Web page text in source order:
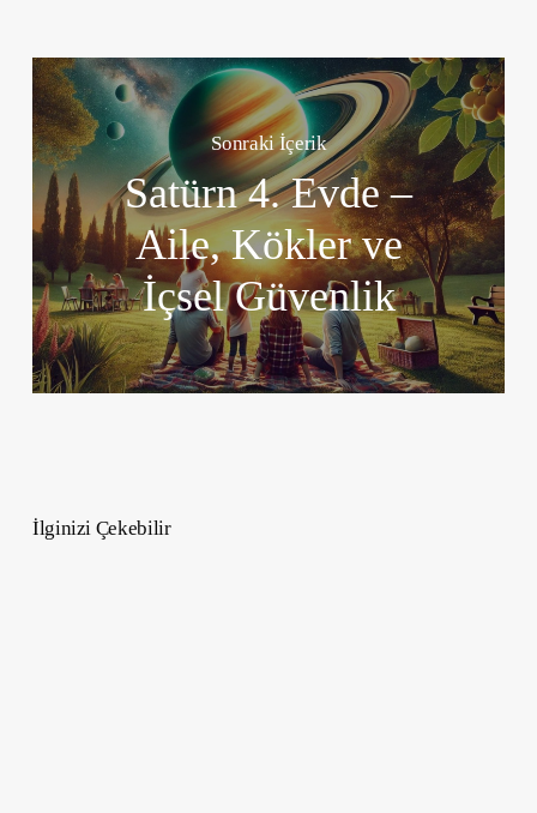
Sonraki İçerik
Satürn 4. Evde –
Aile, Kökler ve
İçsel Güvenlik
İlginizi Çekebilir